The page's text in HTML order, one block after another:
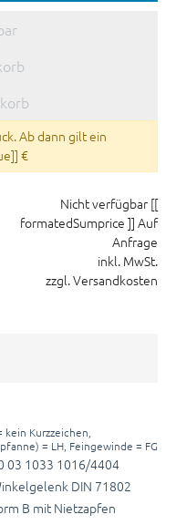
Ab dann gilt ein
€
Nicht verfügbar [[
formatedSumprice ]] Auf
Anfrage
inkl. MwSt.
zzgl. Versandkosten
Kurzzeichen,
= LH, Feingewinde = FG
03 1033 1016/4404
DIN 71802
B mit Nietzapfen